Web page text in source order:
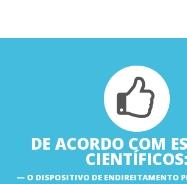
DE ACORDO COM
CIENTÍFICOS:
O DISPOSITIVO DE ENDIREITAMENTO